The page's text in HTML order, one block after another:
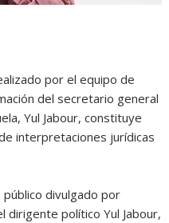
por el equipo de
del secretario general
Yul Jabour, constituye
interpretaciones jurídicas
público divulgado por
dirigente político Yul Jabour,